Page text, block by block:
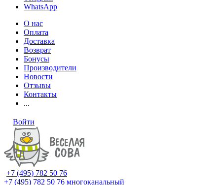
WhatsApp
О нас
Оплата
Доставка
Возврат
Бонусы
Производители
Новости
Отзывы
Контакты
...
Войти
+7 (495) 782 50 76
+7 (495) 782 50 76 многоканальный